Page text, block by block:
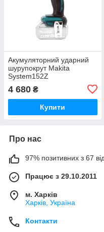
Акумуляторний ударний
шурупокрут Makita
System152Z
4 680 ₴
Купити
Про нас
97% позитивних з 67
Працює з 29.10.2011
м. Харків
Харків, Україна
Контакти